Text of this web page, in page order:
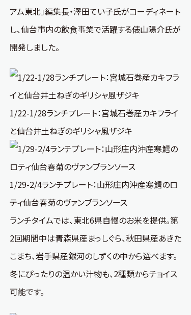
アム東北」編集長・澤田てい子氏がコーディネート
し、仙台市内の飲食事業で活躍する俵山陽介氏が
開発しました。
1/22-1/28ランチプレート：宮城石巻産カキフライ
と仙台井土ねぎのギリシャ風ザジキ
1/29-2/4ランチプレート：山形庄内沖産寒鱈のロ
ティ仙台春菊のヴァンブランソース
ランチタイムでは、東北6県自慢のお米を提供。第
2回期間中は青森県産まっしぐら、秋田県産あきた
こまち、岩手県産銀河のしずくの中から選べます。
冬にぴったりの温かい汁物も、2種類からチョイス
可能です。